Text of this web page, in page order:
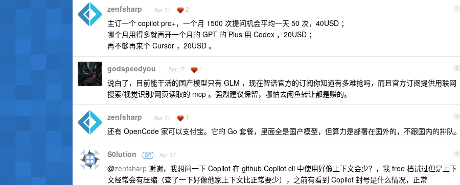
1
zenfsharp Apr 17 2
主订一个 copilot pro+，一个月 1500 次提问机会平均一天 50 次，40USD ；
哪个月用得多就再开一个月的 GPT 的 Plus 用 Codex ，20USD ；
再不够再来个 Cursor ，20USD 。
2
godspeedyou Apr 17 1
说白了，目前能干活的国产模型只有 GLM ，现在智谱官方的订阅你知道有多难抢吗，而且官方订阅提供用联网
搜索/视觉识别/网页读取的 mcp 。强烈建议保留，哪怕去闲鱼转让都是赚的。
3
zenfsharp Apr 17 1
还有 OpenCode 家可以支付宝。它的 Go 套餐，里面全是国产模型，但算力是部署在国外的，不跟国内的排队。
4
S0lution OP Apr 17
@zenfsharp 谢谢，我想问一下 Copilot 在 github Copilot cli 中使用好像上下文会少？，我 free 档试过但是上下
文经常会有压缩（查了一下好像他家上下文比正常要少），之前有看到 Copilot 封号是什么情况，正常